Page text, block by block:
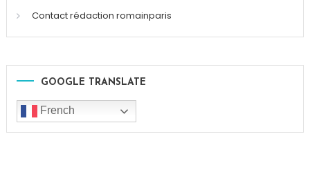
Contact rédaction romainparis
GOOGLE TRANSLATE
French